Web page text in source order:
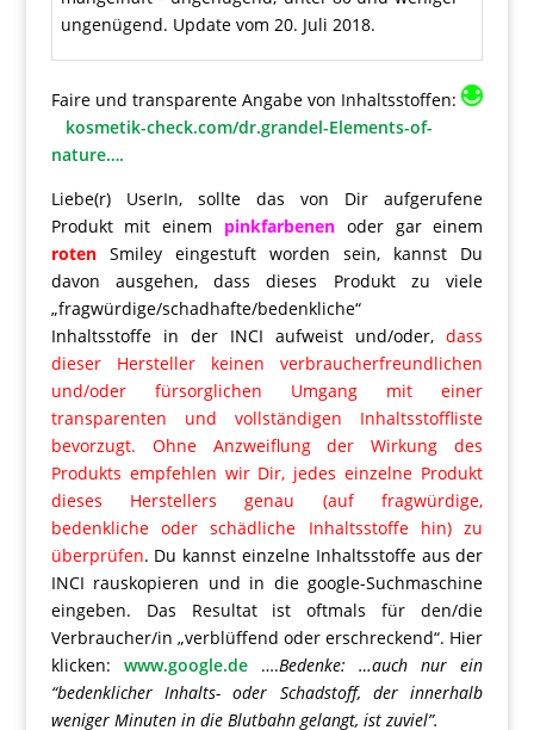
ungenügend. Update vom 20. Juli 2018.
Faire und transparente Angabe von Inhaltsstoffen:
kosmetik-check.com/dr.grandel-Elements-of-
nature….
Liebe(r) UserIn, sollte das von Dir aufgerufene
Produkt mit einem
pinkfarbenen oder gar einem
rotenSmiley eingestuft worden sein, kannst Du
davon ausgehen, dass dieses Produkt zu viele
„fragwürdige/schadhafte/bedenkliche“
Inhaltsstoffe in der INCI aufweist und/oder,dass
dieser Hersteller keinen verbraucherfreundlichen
und/oder fürsorglichen Umgang mit einer
transparenten und vollständigen Inhaltsstoffliste
bevorzugt. Ohne Anzweiflung der Wirkung des
Produkts empfehlen wir Dir, jedes einzelne Produkt
dieses Herstellers genau (auf fragwürdige,
bedenkliche oder schädliche Inhaltsstoffe hin) zu
überprüfen. Du kannst einzelne Inhaltsstoffe aus der
INCI rauskopieren und in die google-Suchmaschine
eingeben. Das Resultat ist oftmals für den/die
Verbraucher/in „verblüffend oder erschreckend“. Hier
klicken: www.google.de….Bedenke: …auch nur ein
“bedenklicher Inhalts- oder Schadstoff, der innerhalb
weniger Minuten in die Blutbahn gelangt, ist zuviel”.